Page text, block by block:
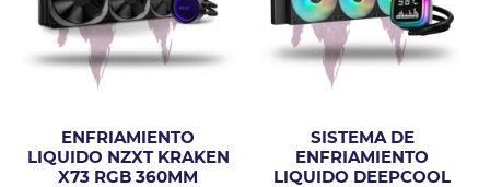
ENFRIAMIENTO
LIQUIDO NZXT KRAKEN
X73 RGB 360MM
SISTEMA DE
ENFRIAMIENTO
LIQUIDO DEEPCOOL